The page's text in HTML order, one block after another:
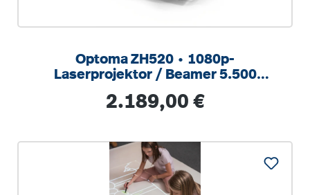
Optoma ZH520 ∙ 1080p-
Laserprojektor / Beamer 5.500
Projektion
Regulärer Preis:
2.189,00 €